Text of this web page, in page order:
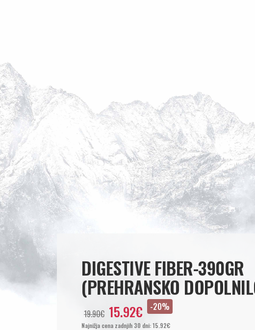
DIGESTIVE FIBER-390GR
(PREHRANSKO
19.90€ 15.92€ -20%
Najnižja cena zadnjih 30 dni: 15.92€